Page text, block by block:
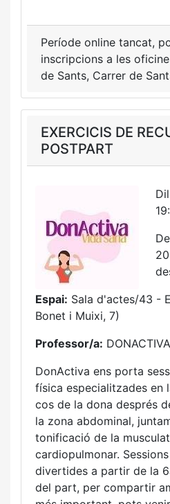
Període online tancat,
inscripcions a les
de Sants, Carrer de
EXERCICIS DE
POSTPART
Espai: Sala d'actes/43 -
Bonet i Muixi, 7)
Professor/a:
DonActiva ens porta
física especialitzades en
cos de la dona després
la zona abdominal,
tonificació de la
cardiopulmonar.
divertides a partir de la
del part, per compartir